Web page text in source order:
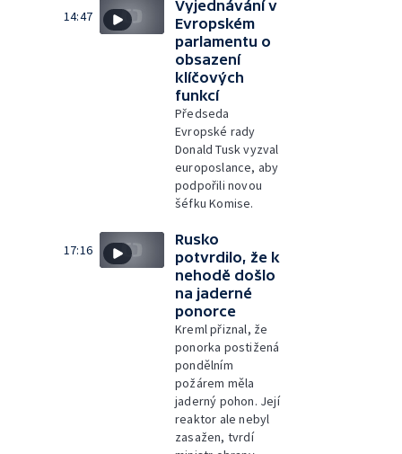
14:47
Vyjednávání v
Evropském
parlamentu o
obsazení
klíčových
funkcí
Předseda
Evropské rady
Donald Tusk vyzval
europoslance, aby
podpořili novou
šéfku Komise.
17:16
Rusko
potvrdilo, že k
nehodě došlo
na jaderné
ponorce
Kreml přiznal, že
ponorka postižená
pondělním
požárem měla
jaderný pohon. Její
reaktor ale nebyl
zasažen, tvrdí